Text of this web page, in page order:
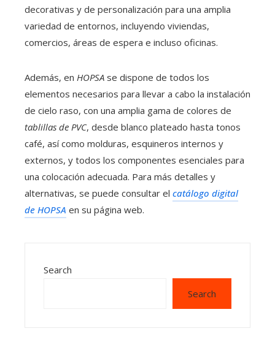
decorativas y de personalización para una amplia
variedad de entornos, incluyendo viviendas,
comercios, áreas de espera e incluso oficinas.
Además, en HOPSA se dispone de todos los
elementos necesarios para llevar a cabo la instalación
de cielo raso, con una amplia gama de colores de
tablillas de PVC, desde blanco plateado hasta tonos
café, así como molduras, esquineros internos y
externos, y todos los componentes esenciales para
una colocación adecuada. Para más detalles y
alternativas, se puede consultar el catálogo digital
de HOPSA en su página web.
Search
Search